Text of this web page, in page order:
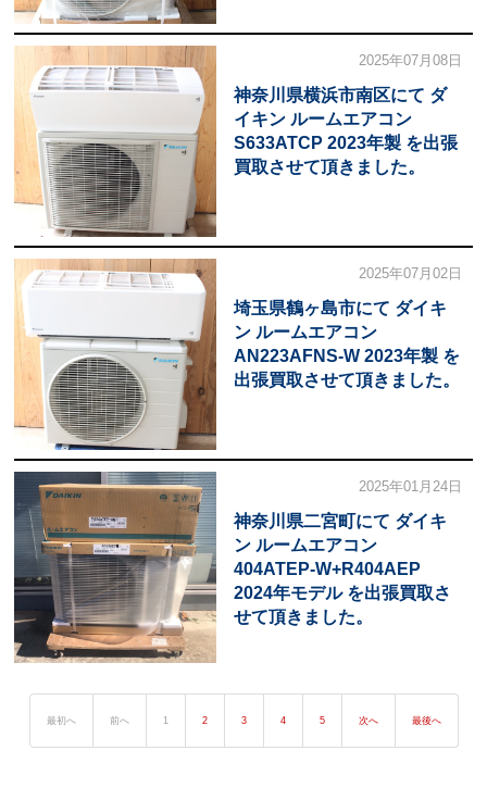
2025年07月08日
神奈川県横浜市南区にて ダ
イキン ルームエアコン
S633ATCP 2023年製 を出張
買取させて頂きました。
2025年07月02日
埼玉県鶴ヶ島市にて ダイキ
ン ルームエアコン
AN223AFNS-W 2023年製 を
出張買取させて頂きました。
2025年01月24日
神奈川県二宮町にて ダイキ
ン ルームエアコン
404ATEP-W+R404AEP
2024年モデル を出張買取さ
せて頂きました。
最初へ 前へ 1 2 3 4 5 次へ 最後へ